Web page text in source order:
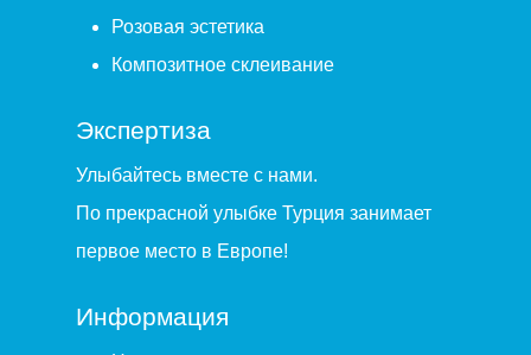
Розовая эстетика
Композитное склеивание
Экспертиза
Улыбайтесь вместе с нами.
По прекрасной улыбке Турция занимает
первое место в Европе!
Информация